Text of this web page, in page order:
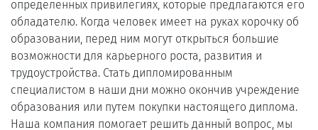
определенных привилегиях, которые предлагаются его
обладателю. Когда человек имеет на руках корочку об
образовании, перед ним могут открыться большие
возможности для карьерного роста, развития и
трудоустройства. Стать дипломированным
специалистом в наши дни можно окончив учреждение
образования или путем покупки настоящего диплома.
Наша компания помогает решить данный вопрос, мы